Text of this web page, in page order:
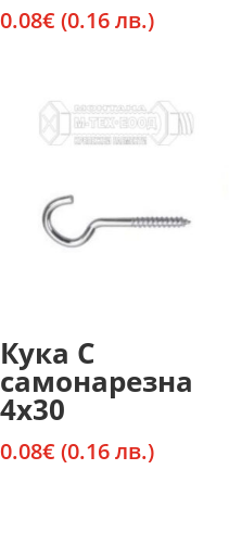
0.08€ (0.16 лв.)
Кука С
самонарезна
4х30
0.08€ (0.16 лв.)